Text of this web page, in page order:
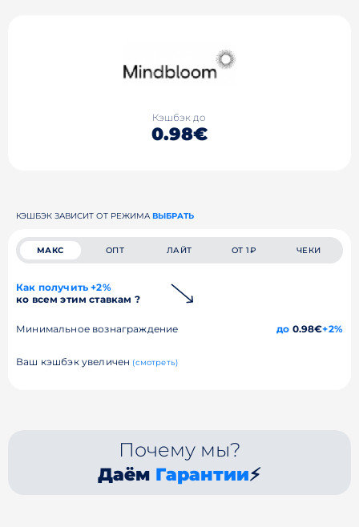
Кэшбэк до
0.98€
КЭШБЭК ЗАВИСИТ ОТ РЕЖИМА ВЫБРАТЬ
МАКС ОПТ ЛАЙТ ОТ 1₽ ЧЕКИ
Как получить +2%
ко всем этим ставкам ?
Минимальное вознаграждение до 0.98€+2%
Ваш кэшбэк увеличен (смотреть)
Почему мы?
Даём Гарантии⚡